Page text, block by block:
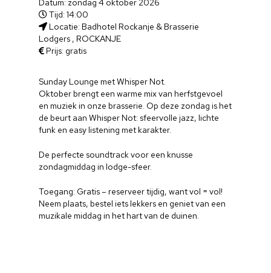
Sunday Lounge met Whisper Not.
Oktober brengt een warme mix van herfstgevoel
en muziek in onze brasserie. Op deze zondag is het
de beurt aan Whisper Not: sfeervolle jazz, lichte
funk en easy listening met karakter.
De perfecte soundtrack voor een knusse
zondagmiddag in lodge-sfeer.
Toegang: Gratis – reserveer tijdig, want vol = vol!
Neem plaats, bestel iets lekkers en geniet van een
muzikale middag in het hart van de duinen.
Datum: zondag 4 oktober 2026
Tijd: 14:00
Locatie: Badhotel Rockanje & Brasserie
Lodgers , ROCKANJE
Prijs: gratis